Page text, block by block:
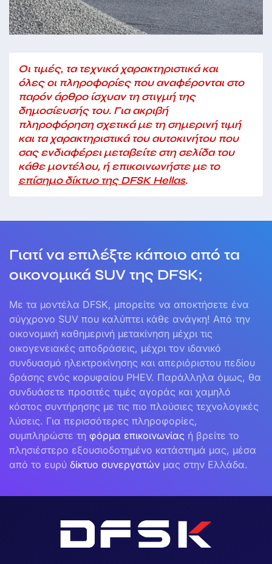
Οι τιμές, τα τεχνικά χαρακτηριστικά και
όλες οι πληροφορίες που αναφέρονται στο
παρόν άρθρο ίσχυαν τη στιγμή της
δημοσίευσής του. Για ακριβή
πληροφόρηση σχετικά με τη σημερινή τιμή
και τα χαρακτηριστικά του αυτοκινήτου που
σας ενδιαφέρει μεταβείτε στη σελίδα του
κάθε μοντέλου, ή επικοινωνήστε με το
επίσημο δίκτυο της DFSK Hellas.
Γιατί να επιλέξτε κάποιο από τα
oικονομικά SUV της DFSK;
Με τα μοντέλα DFSK, μπορείτε να αποκτήσετε ένα
σύγχρονο SUV που καλύπτει κάθε ανάγκη! Aπό την
οικονομική καθημερινή μετακίνηση μέχρι τις
οικογενειακές αποδράσεις, μέχρι τον ιδανικό
συνδυασμό ηλεκτροκίνησης και απεριόριστου πεδίου
δράσης ενός κορυφαίου PHEV. Παράλληλα όμως, θα
συνδυάσετε προσιτές τιμές αγοράς και χαμηλό
κόστος συντήρησης με τις πιο πλούσιες τεχνολογικές
λύσεις. Για περισσότερες πληροφορίες,
συμπληρώστε τη φόρμα επικοινωνίας ή βρείτε το
πλησιέστερο εξουσιοδοτημένο κατάστημά μας, μέσα
από το ευρύ δίκτυο συνεργατών μας στην Ελλάδα.